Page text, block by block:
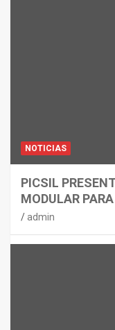
NOTICIAS
PICSIL
MODULAR
admin